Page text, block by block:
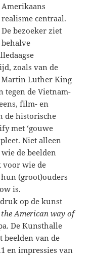
Amerikaans
realisme centraal.
De bezoeker ziet
behalve
zoals van de
Luther King
tegen de Vietnam-
film- en
de historische
met ‘gouwe
Niet alleen
de beelden
voor wie de
(groot)ouders
is.
op de kunst
the American way of
De Kunsthalle
beelden van de
en impressies van